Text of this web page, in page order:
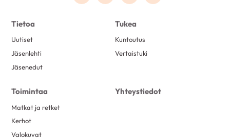
Tietoa
Uutiset
Jäsenlehti
Jäsenedut
Tukea
Kuntoutus
Vertaistuki
Toimintaa
Matkat ja retket
Kerhot
Valokuvat
Yhteystiedot